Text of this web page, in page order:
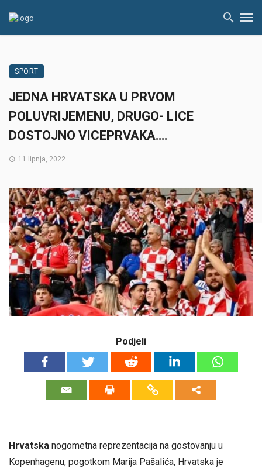
SPORT
JEDNA HRVATSKA U PRVOM
POLUVRIJEMENU, DRUGO- LICE
DOSTOJNO VICEPRVAKA….
11 lipnja, 2022
Podjeli
Hrvatska nogometna reprezentacija na gostovanju u
Kopenhagenu, pogotkom Marija Pašalića, Hrvatska je